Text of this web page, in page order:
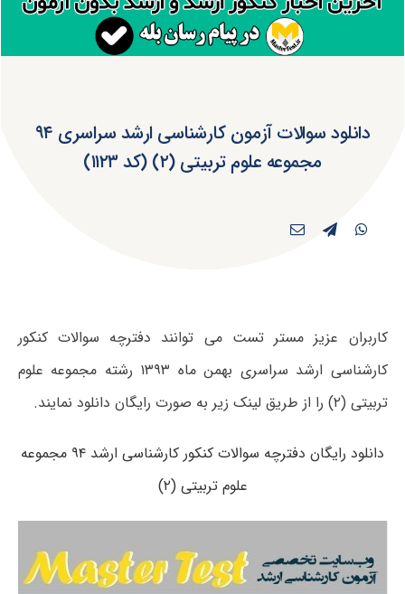
دانلود سوالات آزمون کارشناسی ارشد سراسری ۹۴
مجموعه علوم تربیتی (۲) (کد ۱۱۲۳)
کاربران عزیز مستر تست می توانند دفترچه سوالات کنکور
کارشناسی ارشد سراسری بهمن ماه ۱۳۹۳ رشته مجموعه علوم
تربیتی (۲) را از طریق لینک زیر به صورت رایگان دانلود نمایند.
دانلود رایگان دفترچه سوالات کنکور کارشناسی ارشد ۹۴ مجموعه
علوم تربیتی (۲)